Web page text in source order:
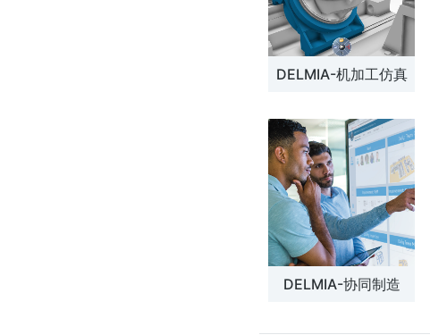
DELMIA-机加工仿真
DELMIA-协同制造